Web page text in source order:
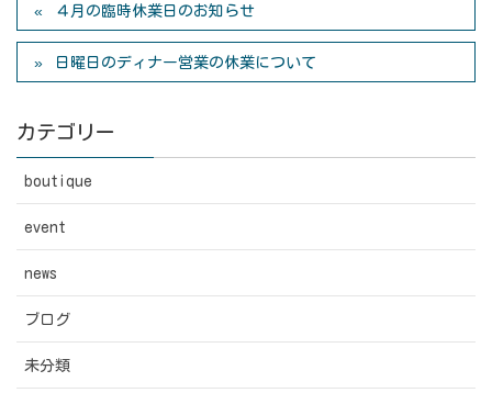
４月の臨時休業日のお知らせ
日曜日のディナー営業の休業について
カテゴリー
boutique
event
news
ブログ
未分類